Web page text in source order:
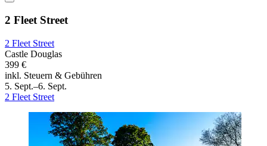
2 Fleet Street
2 Fleet Street
Castle Douglas
399 €
inkl. Steuern & Gebühren
5. Sept.–6. Sept.
2 Fleet Street